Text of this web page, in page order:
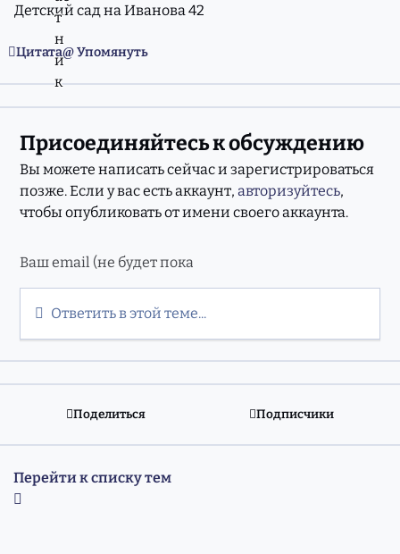
Детский сад на Иванова 42
Цитата Упомянуть
Присоединяйтесь к обсуждению
Вы можете написать сейчас и зарегистрироваться
позже. Если у вас есть аккаунт,авторизуйтесь,
чтобы опубликовать от имени своего аккаунта.
Ответить в этой теме...
Поделиться Подписчики
Перейти к списку тем